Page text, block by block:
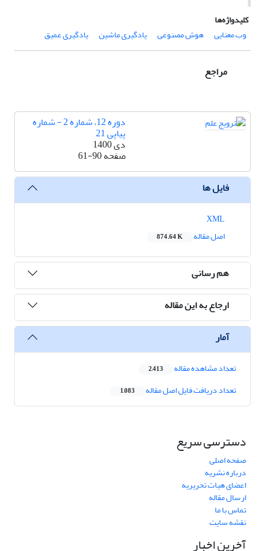
کلیدواژه‌ها
وب معنایی
هوش مصنوعی یادگیری ماشین یادگیری عمیق
مراجع
دوره 12، شماره 2 - شماره
پیاپی 21
دی 1400
صفحه61-90
فایل ها
اصل مقاله
874.64 K
هم رسانی
ارجاع به این مقاله
آمار
تعداد مشاهده مقاله 2,413
تعداد دریافت فایل اصل مقاله 1,083
دسترسی سریع
صفحه اصلی
درباره نشریه
اعضای هیات تحریریه
ارسال مقاله
تماس با ما
نقشه سایت
آخرین اخبار